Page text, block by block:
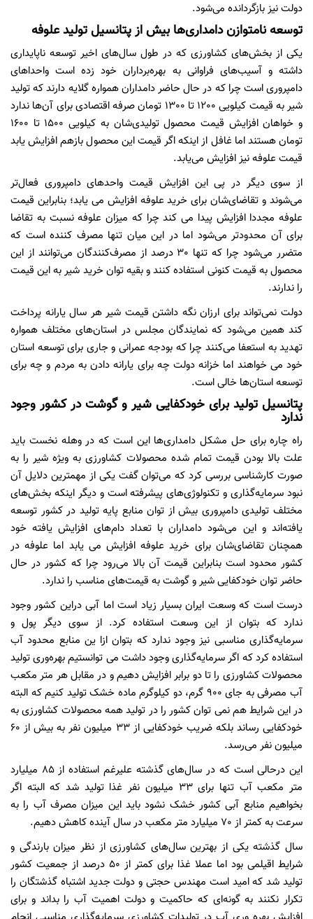
دولت نیز بازگردانده می‌شود.
توسعه نامتوازن دامداری‌ها بیش از پتانسیل تولید علوفه
یکی از بخش‌های کشاورزی که در طول سال‌های اخیر توسعه ناپایداری
داشته و آسیب‌های فراوانی به بهره‌برداران خود زده است واحداهای
دامپروری است چرا که در حال حاضر دامداران همواره گلایه دارند که تولید
شیر به قیمت کیلویی 1200 تا 1300 تومان صرفه اقتصادی برای آن‌ها ندارد
و خواهان افزایش قیمت محصول تولیدی‌شان به کیلویی 1500 تا 1600
تومان هستند اما غافل از اینکه اگر قیمت این محصول بازهم افزایش یابد
قیمت علوفه نیز افزایش می‌یابد.
از سوی دیگر در پی این افزایش قیمت واحدهای دامپروری فعال‌تر
می‌شوند و تقاضای‌شان برای خرید علوفه افزایش می یابد؛ بنابراین قیمت
علوفه مجددا افزایش پیدا می کند چرا که میزان علوفه نسبت به تقاضا
برای آن محدودتر می‌شود اما در این میان تنها مصرف کننده است که
متضرر می‌شود چرا که تنها 30 درصد از مصرف‌کنندگان می‌توانند از این
محصول به قیمت کنونی استفاده کنند و بقیه توان خرید شیر به این قیمت
را ندارند.
دولت نمی‌تواند برای ارزان نگه‌ داشتن قیمت شیر هر سال یارانه پرداخت
کند همین می‌شود که نمایندگان مجلس در استان‌های مختلف همواره
تهدید به استعفا می‌کنند چرا که بودجه عمرانی و جاری برای توسعه استان
خود می خواهند اما خزانه دولت چه برای یارانه دادن به مردم و چه برای
توسعه استان‌ها خالی است.
پتانسیل تولید برای خودکفایی شیر و گوشت در کشور وجود
ندارد
راه چاره برای حل مشکل دامداری‌ها این است که در وهله نخست باید
علت بالا بودن قیمت تمام شده محصولات کشاورزی به ویژه شیر را به
صورت کارشناسی بررسی کرد که می‌توان گفت یکی از مهمترین دلایل آن
نبود سرمایه‌گذاری و تکنولوژی‌های پیشرفته است و دیگر اینکه بخش‌های
مختلف تولیدی دامپروری بیش از توان منابع پایه تولید در کشور توسعه
یافته‌اند و این می‌شود دامداران با تعداد دام‌های افزایش یافته خود
همچنان تقاضای‌شان برای خرید علوفه افزایش می یابد اما علوفه در
کشور محدود است بنابراین قیمت آن بالا می‌رود چرا که کشور در حال
حاضر توان خودکفایی شیر و گوشت به قیمت‌های مناسب را ندارد.
درست است که وسعت ایران بسیار زیاد است اما آبی دراین کشور وجود
ندارد که بتوان از این وسعت استفاده کرد. از سوی دیگر پول و
سرمایه‌گذاری مناسبی نیز وجود ندارد که بتوان ازا ین منابع محدود آب
استفاده کرد که اگر سرمایه‌گذاری وجود داشت می توانستیم بهره‌وری تولید
محصولات کشاورزی را تا دو برابر افزایش دهیم و در مقابل هر متر مکعب
آب مصرفی به جای 900 گرم، دو کیلوگرم ماده خشک تولید کنیم که البته
در این شرایط هم نمی توان کشور را در تولید همه محصولات کشاورزی به
خودکفایی رساند بلکه ضریب خودکفایی از 33 میلیون نفر به بیش از 60
میلیون نفر می‌رسد.
این درحالی است که در سال‌های گذشته علیرغم استفاده از 85 میلیارد
متر مکعب آب تنها برای 33 میلیون نفر غذا تولید شد که البته اگر
بخواهیم منابع آبی کشور خشک نشود باید این میزان مصرف آب را به
سرعت به کمتر از 70 میلیارد متر مکعب در سال آینده کاهش دهیم.
سال گذشته یکی از بهترین سال‌های کشاورزی از نظر میزان بارندگی و
شرایط اقیلمی بود اما عملا غذا برای کمتر از 50 درصد از جمعیت کشور
تولید شد که امید است مهندس حجتی و دولت جدید اشتباه گذشتگان را
تکرار نکنند به گونه‌ای که حاکمیت و دولت اهمیت آب را بداند و برای